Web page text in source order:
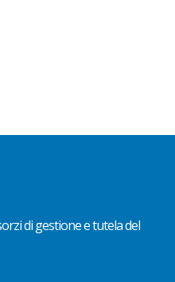
di gestione e tutela del